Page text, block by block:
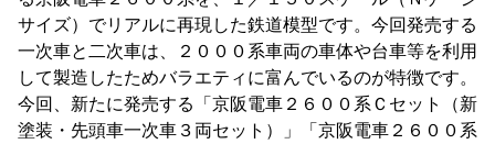
サイズ）でリアルに再現した鉄道模型です。今回発売する
一次車と二次車は、２０００系車両の車体や台車等を利用
して製造したためバラエティに富んでいるのが特徴です。
今回、新たに発売する「京阪電車２６００系Ｃセット（新
塗装・先頭車一次車３両セット）」「京阪電車２６００系